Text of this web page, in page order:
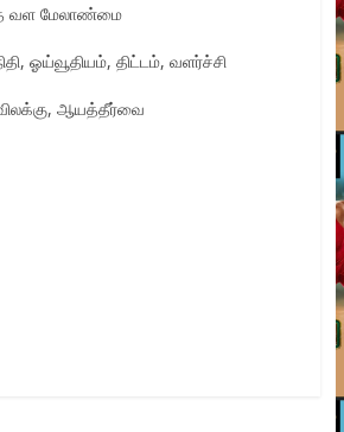
வள மேலாண்மை
ஓய்வூதியம், திட்டம், வளர்ச்சி
ஆயத்தீர்வை